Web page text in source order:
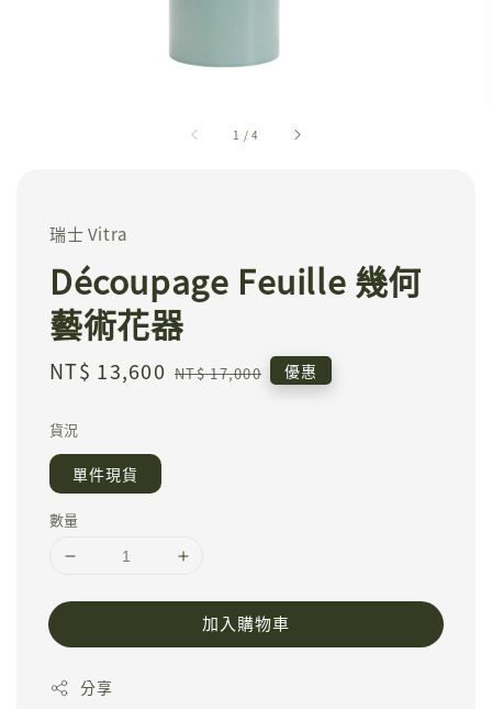
1 /4
瑞士 Vitra
Découpage Feuille 幾何
藝術花器
Sale
NT$ 13,600 Regular
NT$ 17,000 優惠
貨況
單件現貨
數量
加入購物車
分享